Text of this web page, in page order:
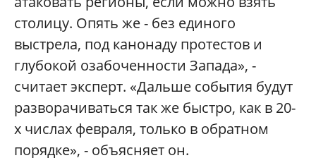
столицу. Опять же - без единого
выстрела, под канонаду протестов и
глубокой озабоченности Запада», -
считает эксперт. «Дальше события будут
разворачиваться так же быстро, как в 20-
х числах февраля, только в обратном
порядке», - объясняет он.